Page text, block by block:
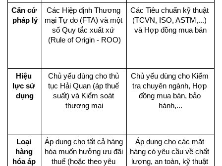
Căn cứ
pháp lý
Các Hiệp định Thương
mại Tự do (FTA) và một
số Quy tắc xuất xứ
(Rule of Origin - ROO)
Các Tiêu chuẩn kỹ thuật
(TCVN, ISO, ASTM,...)
và Hợp đồng mua bán
Hiệu
lực sử
dụng
Chủ yếu dùng cho thủ
tục Hải Quan (áp thuế
suất) và Kiểm soát
thương mại
Chủ yếu dùng cho Kiểm
tra chuyên ngành, Hợp
đồng mua bán, bảo
hành,...
Loại
hàng
hóa áp
Áp dụng cho tất cả hàng
hóa muốn hưởng ưu đãi
thuế (hoặc theo yêu
Áp dụng cho các mặt
hàng có yêu cầu về chất
lượng, an toàn, kỹ thuật